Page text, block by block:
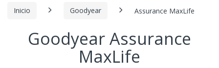
Inicio Goodyear Assurance MaxLife
Goodyear Assurance
MaxLife